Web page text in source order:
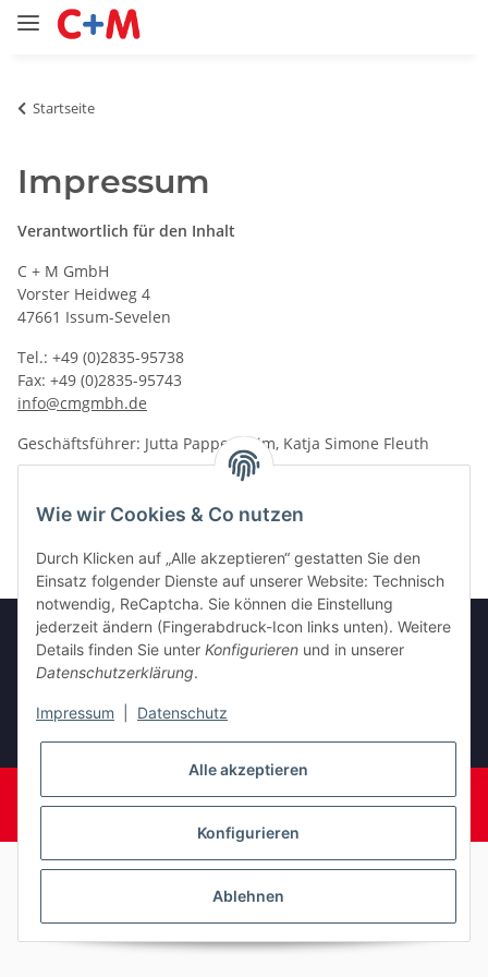
Startseite
Impressum
Verantwortlich für den Inhalt
C + M GmbH
Vorster Heidweg 4
47661 Issum-Sevelen
Tel.: +49 (0)2835-95738
Fax: +49 (0)2835-95743
info@cmgmbh.de
Geschäftsführer: Jutta Pappenheim, Katja Simone Fleuth
Amtsgericht Kleve
Gesetzliche Informationen
* Alle Preise inkl. gesetzlicher USt., zzgl.Versand
© C + M GmbH
Angebot für gewerbliche Kunden
Wie wir Cookies & Co nutzen
Durch Klicken auf „Alle akzeptieren“ gestatten Sie den
Einsatz folgender Dienste auf unserer Website: Technisch
notwendig, ReCaptcha. Sie können die Einstellung
jederzeit ändern (Fingerabdruck-Icon links unten). Weitere
Details finden Sie unter Konfigurieren und in unserer
Datenschutzerklärung.
Impressum Datenschutz
Alle akzeptieren
Konfigurieren
Ablehnen